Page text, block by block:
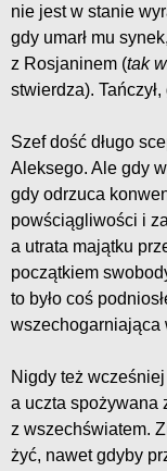
nie jest w stanie
gdy umarł mu
z Rosjaninem (tak
stwierdza). Tańczył,
Szef dość długo
Aleksego. Ale gdy
gdy odrzuca
powściągliwości i
a utrata majątku
początkiem
to było coś
wszechogarniająca
Nigdy też
a uczta spożywana
z wszechświatem.
żyć, nawet gdyby